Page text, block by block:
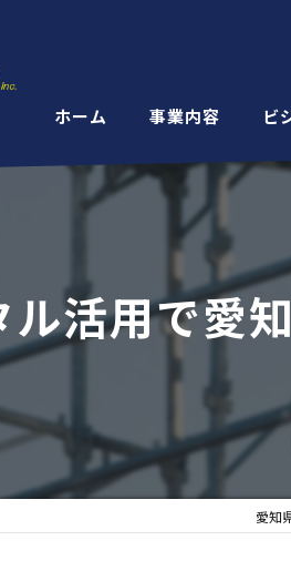
ホーム 事業内容 ビ
活用で愛
愛知